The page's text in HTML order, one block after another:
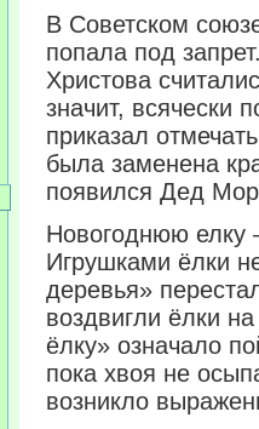
В Советском
попала под
Христова
значит, всячески
приказал
была заменена
появился Дед
Новогоднюю елку
Игрушками ёлки
деревья»
воздвигли ёлки
ёлку» означало
пока хвоя не
возникло